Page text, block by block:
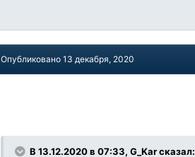
Опубликовано13 декабря, 2020
В 13.12.2020 в 07:33, G_Kar сказал: